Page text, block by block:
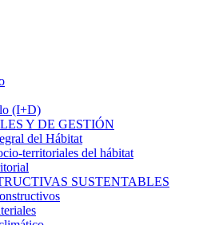
(I+D)
Y DE GESTIÓN
del Hábitat
territoriales del hábitat
SUSTENTABLES